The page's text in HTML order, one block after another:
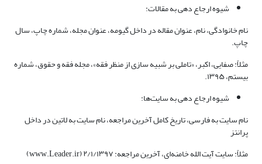
شیوه ارجاع دهی به مقالات:
نام خانوادگی، نام، عنوان مقاله در داخل گیومه، عنوان مجله، شماره چاپ، سال
چاپ.
مثلاً: صفایی، اکبر، «تاملی بر شبیه سازی از منظر فقه»، مجله فقه و حقوق، شماره
بیستم، ۱۳۹۵.
شیوه ارجاع دهی به سایت‌ها:
نام سایت به فارسی، تاریخ کامل آخرین مراجعه، نام سایت به لاتین در داخل
پرانتز
مثلاً: سایت آیت الله خامنه‌ای، آخرین مراجعه: ۲/۱/۱۳۹۷ (www.Leader.ir)